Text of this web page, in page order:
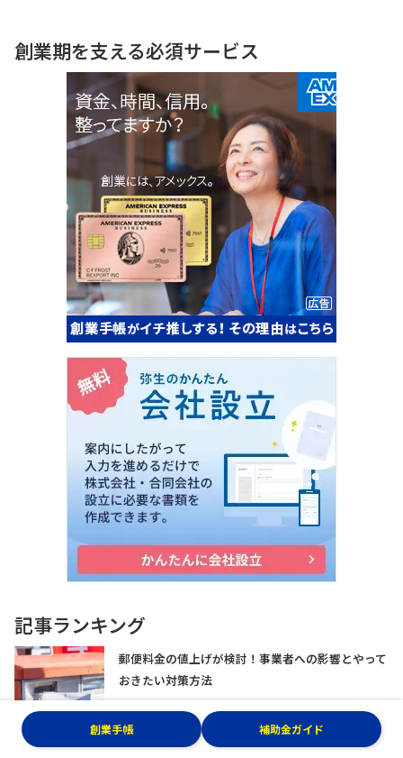
創業期を支える必須サービス
記事ランキング
郵便料金の値上げが検討！事業者への影響とやって
おきたい対策方法
創業手帳 補助金ガイド